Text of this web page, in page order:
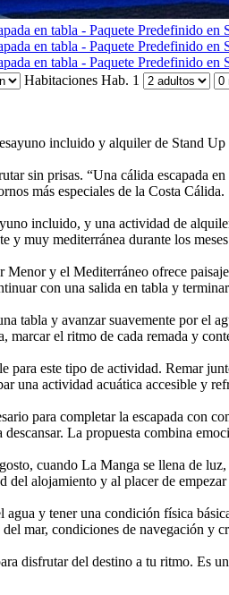
Habitaciones Hab. 1
incluido y alquiler de Stand
sin prisas. “Una cálida escapada
más especiales de la Costa Cálida.
incluido, y una actividad de
y muy mediterránea durante los
y el Mediterráneo ofrece
con una salida en tabla y
tabla y avanzar suavemente por el
el ritmo de cada remada y
este tipo de actividad. Remar
una actividad acuática accesible y
para completar la escapada con
La propuesta combina
cuando La Manga se llena de
del alojamiento y al placer de
y tener una condición física
mar, condiciones de navegación y
disfrutar del destino a tu ritmo. Es